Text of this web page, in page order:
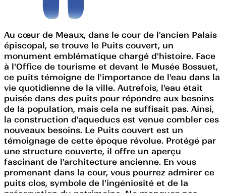
Au cœur de Meaux, dans le cour de l'ancien Palais
épiscopal, se trouve le Puits couvert, un
monument emblématique chargé d'histoire. Face
à l'Office de tourisme et devant le Musée Bossuet,
ce puits témoigne de l'importance de l'eau dans la
vie quotidienne de la ville. Autrefois, l'eau était
puisée dans des puits pour répondre aux besoins
de la population, mais cela ne suffisait pas. Ainsi,
la construction d'aqueducs est venue combler ces
nouveaux besoins. Le Puits couvert est un
témoignage de cette époque révolue. Protégé par
une structure couverte, il offre un aperçu
fascinant de l'architecture ancienne. En vous
promenant dans la cour, vous pourrez admirer ce
puits clos, symbole de l'ingéniosité et de la